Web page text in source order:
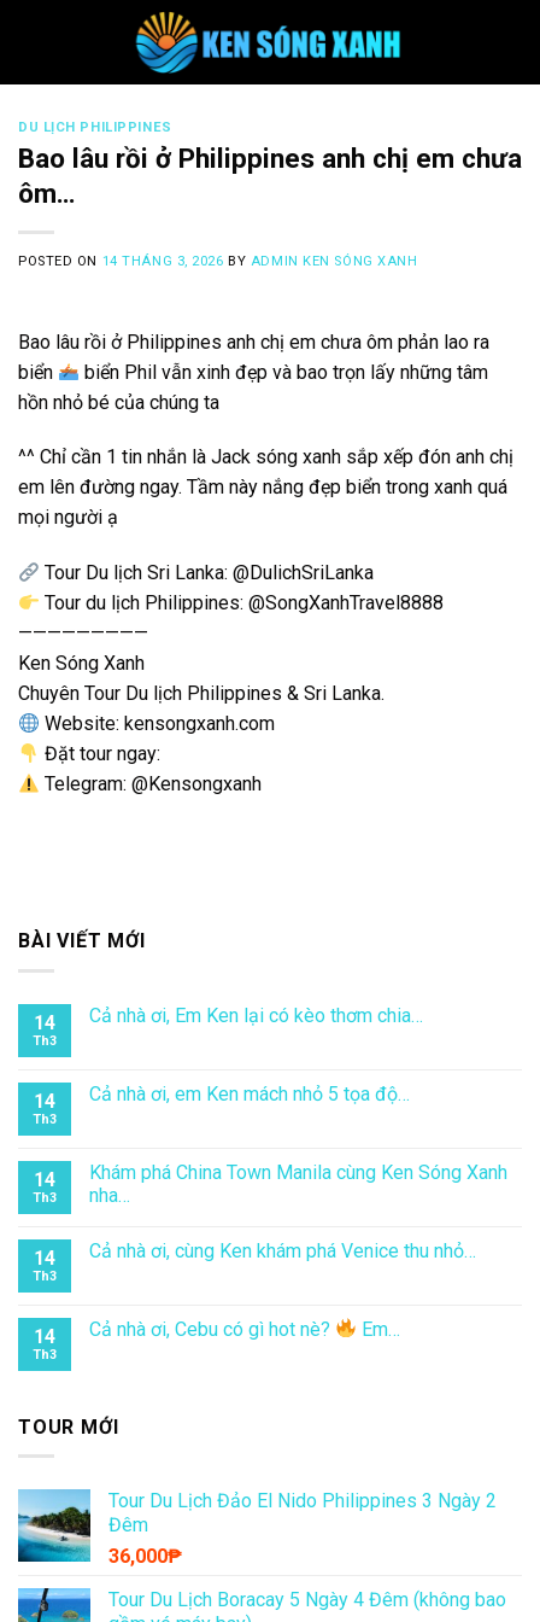
DU LỊCH PHILIPPINES
Bao lâu rồi ở Philippines anh chị em chưa
ôm…
POSTED ON 14 THÁNG 3, 2026 BY ADMIN KEN SÓNG XANH
Bao lâu rồi ở Philippines anh chị em chưa ôm phản lao ra
biển
biển Phil vẫn xinh đẹp và bao trọn lấy những tâm
hồn nhỏ bé của chúng ta
^^ Chỉ cần 1 tin nhắn là Jack sóng xanh sắp xếp đón anh chị
em lên đường ngay. Tầm này nắng đẹp biển trong xanh quá
mọi người ạ
Tour Du lịch Sri Lanka: @DulichSriLanka
Tour du lịch Philippines: @SongXanhTravel8888
—————————
Ken Sóng Xanh
Chuyên Tour Du lịch Philippines & Sri Lanka.
Website: kensongxanh.com
Đặt tour ngay:
Telegram: @Kensongxanh
BÀI VIẾT MỚI
14
Th3
Cả nhà ơi, Em Ken lại có kèo thơm chia…
14
Th3
Cả nhà ơi, em Ken mách nhỏ 5 tọa độ…
14
Th3
Khám phá China Town Manila cùng Ken Sóng Xanh
nha…
14
Th3
Cả nhà ơi, cùng Ken khám phá Venice thu nhỏ…
14
Th3
Cả nhà ơi, Cebu có gì hot nè? Em…
TOUR MỚI
Tour Du Lịch Đảo El Nido Philippines 3 Ngày 2
Đêm
36,000₱
Tour Du Lịch Boracay 5 Ngày 4 Đêm (không bao